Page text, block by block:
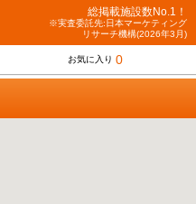
総掲載施設数No.1！
※実査委託先:日本マーケティング
リサーチ機構(2026年3月)
お気に入り 0